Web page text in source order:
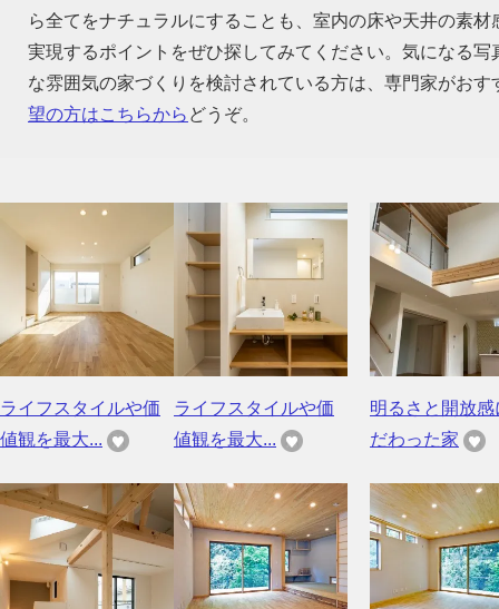
ら全てをナチュラルにすることも、室内の床や天井の素
実現するポイントをぜひ探してみてください。気になる
な雰囲気の家づくりを検討されている方は、専門家がお
望の方はこちらから どうぞ。
ライフスタイルや価
値観を最大...
ライフスタイルや価
値観を最大...
明るさと開放感
だわった家